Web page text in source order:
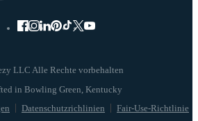
LLC Alle Rechte vorbehalten
Datenschutzrichlinien Fair-Use-Richtlinie